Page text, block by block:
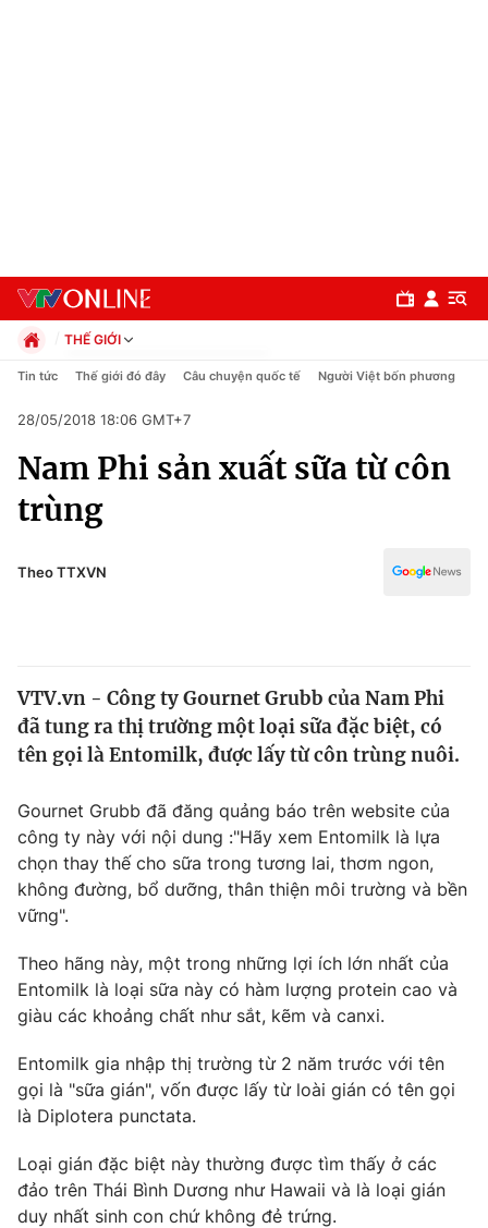
Chuyên mục
Chính trị
Thế giới
Thế giới đó đây
Câu chuyện quốc tế
Kinh tế
Tài chính
Thị trường
Dữ liệu và đời sống
Phim VTV
Hậu trường
Nhân vật
Khán giả
Giải sao mai
Giải trí
Âm nhạc
Đời sống
Du lịch
Làm đẹp
Chất lượng cuộc sống
Giáo dục
Tuyển sinh
Học trực tuyến
Công nghệ
THẾ GIỚI
Chính trị
Pháp luật
Kinh tế
Thể thao
Truyền hình
Y tế
Tin tức Thế giới đó đây Câu chuyện quốc tế Người Việt bốn phương
28/05/2018 18:06 GMT+7
Nam Phi sản xuất sữa từ côn
trùng
Theo TTXVN
VTV.vn - Công ty Gournet Grubb của Nam Phi
đã tung ra thị trường một loại sữa đặc biệt, có
tên gọi là Entomilk, được lấy từ côn trùng nuôi.
Gournet Grubb đã đăng quảng báo trên website của
công ty này với nội dung :"Hãy xem Entomilk là lựa
chọn thay thế cho sữa trong tương lai, thơm ngon,
không đường, bổ dưỡng, thân thiện môi trường và bền
vững".
Theo hãng này, một trong những lợi ích lớn nhất của
Entomilk là loại sữa này có hàm lượng protein cao và
giàu các khoảng chất như sắt, kẽm và canxi.
Entomilk gia nhập thị trường từ 2 năm trước với tên
gọi là "sữa gián", vốn được lấy từ loài gián có tên gọi
là Diplotera punctata.
Loại gián đặc biệt này thường được tìm thấy ở các
đảo trên Thái Bình Dương như Hawaii và là loại gián
duy nhất sinh con chứ không đẻ trứng.